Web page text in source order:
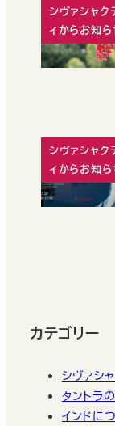
シヴァシャク
ィからお知ら
シヴァシャク
ィからお知ら
カテゴリー
シヴァシ
タントラ
インドに